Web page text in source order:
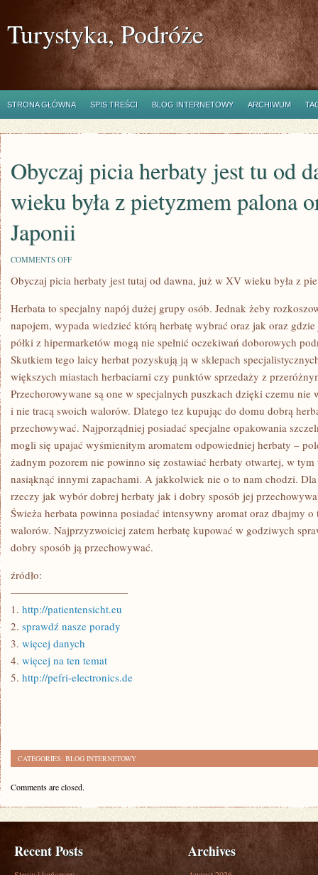
Turystyka, Podróże
STRONA GŁÓWNA SPIS TREŚCI BLOG INTERNETOWY ARCHIWUM
Obyczaj picia herbaty jest tu od
wieku była z pietyzmem palona
Japonii
COMMENTS OFFON
PICIA
HERBATY
TU
OD
JUŻ
W
XV
WIEKU
Z
PIETYZMEM
ORAZ
PITA
W
JAPONII
Obyczaj picia herbaty jest tutaj od dawna, już w XV wieku była z
Herbata to specjalny napój dużej grupy osób. Jednak żeby
napojem, wypada wiedzieć którą herbatę wybrać oraz jak oraz
półki z hipermarketów mogą nie spełnić oczekiwań doborowych
Skutkiem tego laicy herbat pozyskują ją w sklepach
większych miastach herbaciarni czy punktów sprzedaży z
Przechorowywane są one w specjalnych puszkach dzięki czemu nie
i nie tracą swoich walorów. Dlatego tez kupując do domu dobrą
przechowywać. Najporządniej posiadać specjalne opakowania
mogli się upajać wyśmienitym aromatem odpowiedniej herbaty –
żadnym pozorem nie powinno się zostawiać herbaty otwartej, w
nasiąknąć innymi zapachami. A jakkolwiek nie o to nam chodzi.
rzeczy jak wybór dobrej herbaty jak i dobry sposób jej
Świeża herbata powinna posiadać intensywny aromat oraz dbajmy o
walorów. Najprzyzwoiciej zatem herbatę kupować w godziwych
dobry sposób ją przechowywać.
źródło:
———————————
1. http://patientensicht.eu
2. sprawdź nasze porady
3. więcej danych
4. więcej na ten temat
5. http://pefri-electronics.de
CATEGORIES: BLOG INTERNETOWY
Comments are closed.
Recent Posts Archives